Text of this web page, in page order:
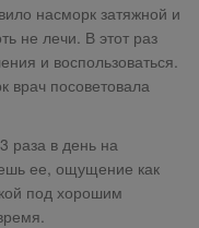
насморк затяжной и
не лечи. В этот раз
и воспользоваться.
посоветовала
раза в день на
ее, ощущение как
под хорошим